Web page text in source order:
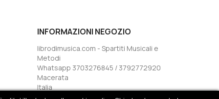
INFORMAZIONI NEGOZIO
librodimusica.com - Spartiti Musicali e
Metodi
Whatsapp 3703276845 / 3792772920
Macerata
Italia
Inviaci un'e-mail: